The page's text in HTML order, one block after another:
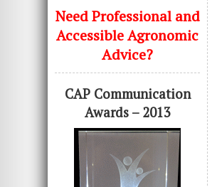
Need Professional and
Accessible Agronomic
Advice?
CAP Communication
Awards – 2013